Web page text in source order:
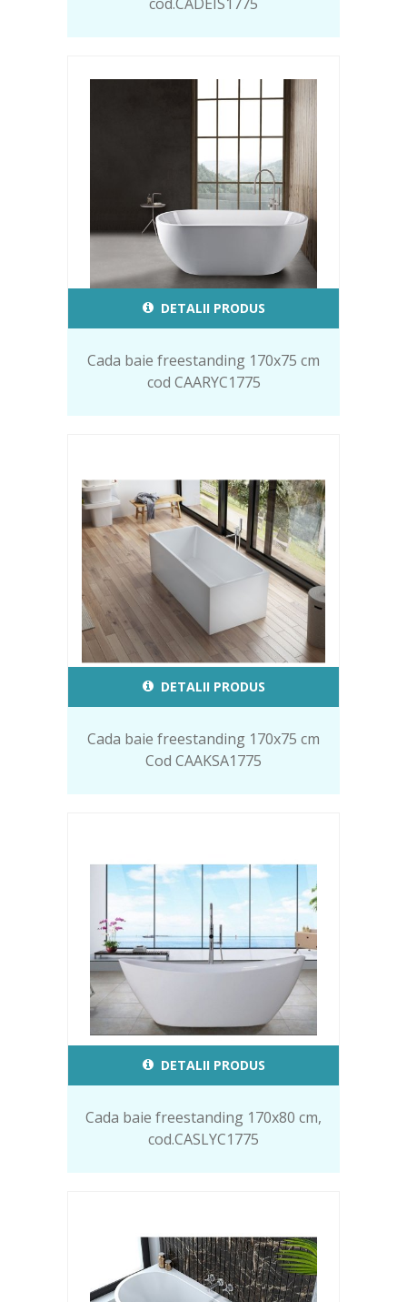
DETALII PRODUS
Cada baie freestanding 170x75 cm
cod CAARYC1775
DETALII PRODUS
Cada baie freestanding 170x75 cm
Cod CAAKSA1775
DETALII PRODUS
Cada baie freestanding 170x80 cm,
cod.CASLYC1775